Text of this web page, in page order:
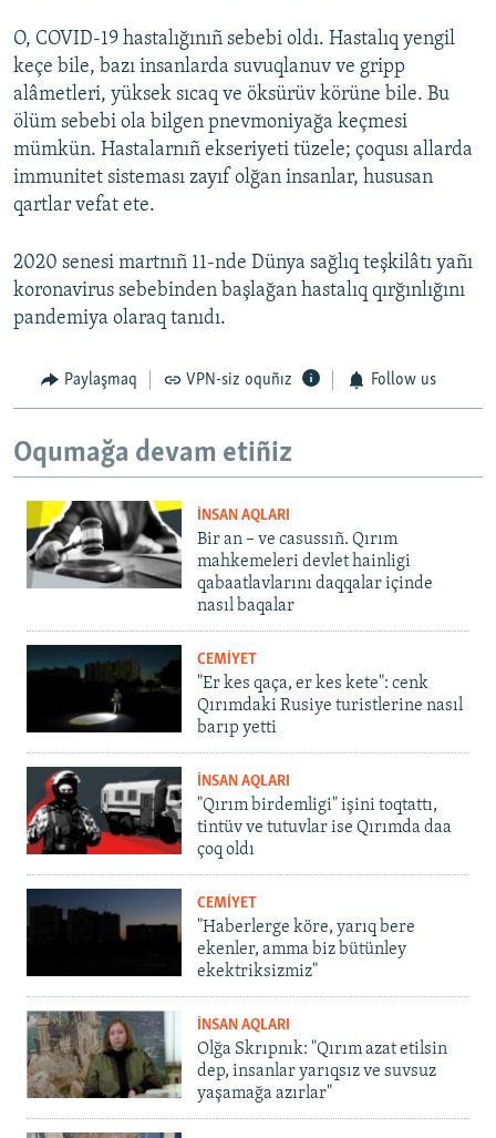
O, COVID-19 hastalığınıñ sebebi oldı. Hastalıq yengil
keçe bile, bazı insanlarda suvuqlanuv ve gripp
alâmetleri, yüksek sıcaq ve öksürüv körüne bile. Bu
ölüm sebebi ola bilgen pnevmoniyağa keçmesi
mümkün. Hastalarnıñ ekseriyeti tüzele; çoqusı allarda
immunitet sisteması zayıf olğan insanlar, hususan
qartlar vefat ete.
2020 senesi martnıñ 11-nde Dünya sağlıq teşkilâtı yañı
koronavirus sebebinden başlağan hastalıq qırğınlığını
pandemiya olaraq tanıdı.
Paylaşmaq VPN-siz oquñız Follow us
Oqumağa devam etiñiz
İNSAN AQLARI
Bir an – ve casussıñ. Qırım
mahkemeleri devlet hainligi
qabaatlavlarını daqqalar içinde
nasıl baqalar
CEMİYET
"Er kes qaça, er kes kete": cenk
Qırımdaki Rusiye turistlerine nasıl
barıp yetti
İNSAN AQLARI
"Qırım birdemligi" işini toqtattı,
tintüv ve tutuvlar ise Qırımda daa
çoq oldı
CEMİYET
"Haberlerge köre, yarıq bere
ekenler, amma biz bütünley
ekektriksizmiz"
İNSAN AQLARI
Olğa Skrıpnık: "Qırım azat etilsin
dep, insanlar yarıqsız ve suvsuz
yaşamağa azırlar"